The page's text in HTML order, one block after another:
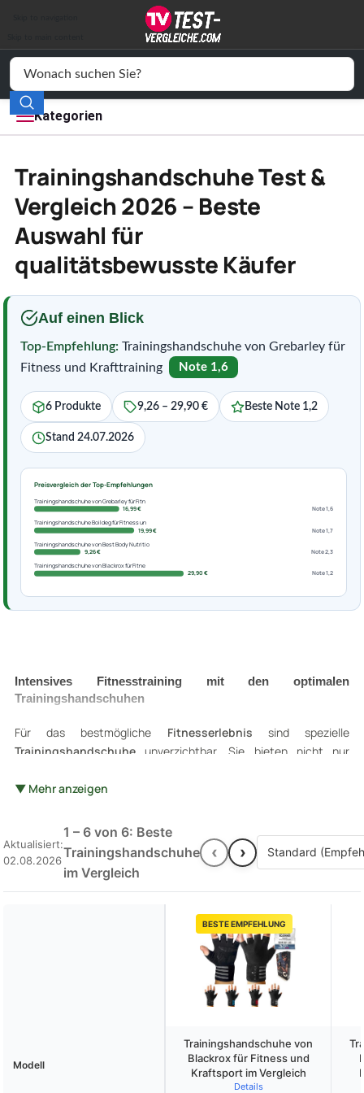
Kategorien
Elektronik
Freizeit
Wohnen
Service
Vergleichssiegel
Trainingshandschuhe Test &
Vergleich 2026 – Beste
Auswahl für
qualitätsbewusste Käufer
Auf einen Blick
Top-Empfehlung: Trainingshandschuhe von Grebarley für
Fitness und Krafttraining
Note 1,6
6 Produkte 9,26 – 29,90 € Beste Note 1,2
Stand 24.07.2026
Preisvergleich der Top-Empfehlungen
Trainingshandschuhe von Grebarley für Fitn
16,99 €
Note 1,6
Trainingshandschuhe Boildeg für Fitness un
19,99 €
Note 1,7
Trainingshandschuhe von Best Body Nutritio
9,26 €
Note 2,3
Trainingshandschuhe von Blackrox für Fitne
29,90 €
Note 1,2
Intensives Fitnesstraining mit den optimalen
Trainingshandschuhen
Für das bestmögliche Fitnesserlebnis sind spezielle
Trainingshandschuhe unverzichtbar. Sie bieten nicht nur
Krafttraining, Crossfit oder an den Turnringen - der Markt ist voll
Handschuhen
bis hin zu universalen Fitnesshandschuhen
das Angebot ist groß. In unserem Vergleich zeigen wir Ihnen,
welches Modell in Sachen Material, Polsterung und Handhabung
wirklich überzeugt.
▼ Mehr anzeigen
Aktualisiert:
02.08.2026
1 – 6 von 6: Beste
Trainingshandschuhe
im Vergleich
‹ ›
BESTE EMPFEHLUNG
Modell
Trainingshandschuhe von
Blackrox für Fitness und
Kraftsport im Vergleich
Details